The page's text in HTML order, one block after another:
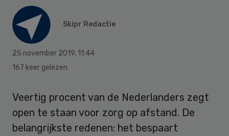
Skipr Redactie
25 november 2019, 11:44
167 keer gelezen
Veertig procent van de Nederlanders zegt
open te staan voor zorg op afstand. De
belangrijkste redenen: het bespaart